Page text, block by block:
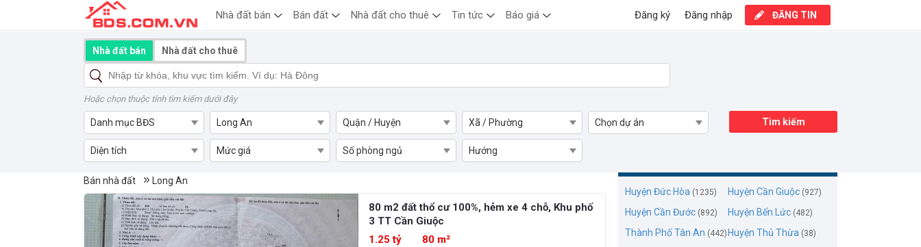
Mua bán nhà đất Long An
Bán nhà đất Long An
80 m2 đất thổ cư 100%, hẻm xe 4 chỗ, Khu phố
3 TT Cần Giuộc
1.25 tỷ
80 m²
Huyện Đức Hòa (1235) Huyện Cần Giuộc (927)
Huyện Cần Đước (892) Huyện Bến Lức (482)
Thành Phố Tân An (442) Huyện Thủ Thừa (38)
Nhà đất bán Nhà đất cho thuê
Hoặc chọn thuộc tính tìm kiếm dưới đây
Danh mục BĐS Long An Quận / Huyện Xã / Phường Chọn dự án
Diện tích Mức giá Số phòng ngủ Hướng
Tìm kiếm
Nhà đất bán Bán đất Nhà đất cho thuê Tin tức Báo giá ĐĂNG TIN
Đăng nhập
Đăng ký